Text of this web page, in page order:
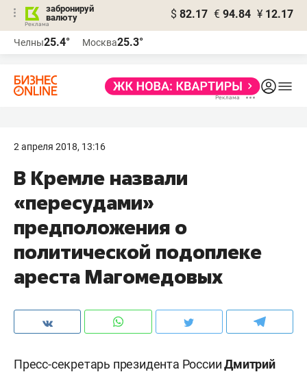
забронируй
валюту
$ 82.17 € 94.84 ¥ 12.17
Челны25.4° Москва25.3°
2 апреля 2018, 13:16
В Кремле назвали
«пересудами»
предположения о
политической подоплеке
ареста Магомедовых
Пресс-секретарь президента РоссииДмитрий